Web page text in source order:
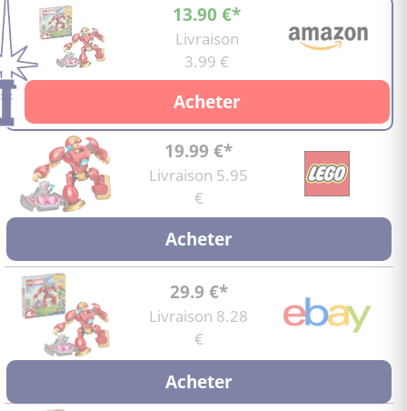
13.90 €*
Livraison
3.99 €
Acheter
19.99 €*
Livraison 5.95
€
Acheter
29.9 €*
Livraison 8.28
€
Acheter